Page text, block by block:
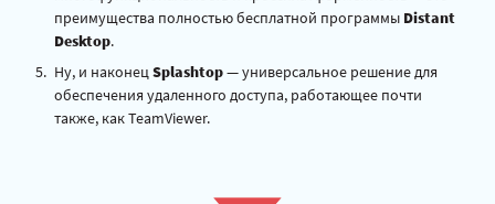
преимущества полностью бесплатной программы Distant
Desktop.
Ну, и наконецSplashtop— универсальное решение для
обеспечения удаленного доступа, работающее почти
также, как TeamViewer.